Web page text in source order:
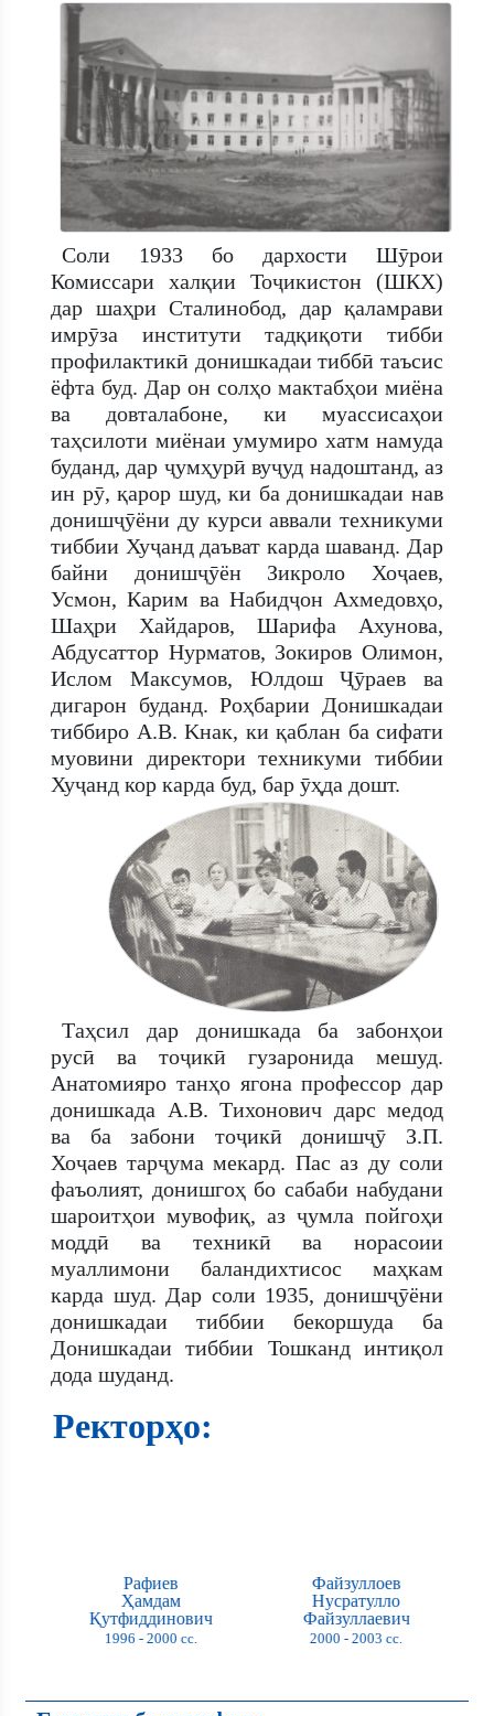
Соли 1933 бо дархости Шӯрои
Комиссари халқии Тоҷикистон (ШКХ)
дар шаҳри Сталинобод, дар қаламрави
имрӯза институти тадқиқоти тибби
профилактикӣ донишкадаи тиббӣ таъсис
ёфта буд. Дар он солҳо мактабҳои миёна
ва довталабоне, ки муассисаҳои
таҳсилоти миёнаи умумиро хатм намуда
буданд, дар ҷумҳурӣ вуҷуд надоштанд, аз
ин рӯ, қарор шуд, ки ба донишкадаи нав
донишҷӯёни ду курси аввали техникуми
тиббии Хуҷанд даъват карда шаванд. Дар
байни донишҷӯён Зикроло Хоҷаев,
Усмон, Карим ва Набидҷон Ахмедовҳо,
Шаҳри Хайдаров, Шарифа Ахунова,
Абдусаттор Нурматов, Зокиров Олимон,
Ислом Максумов, Юлдош Ҷӯраев ва
дигарон буданд. Роҳбарии Донишкадаи
тиббиро А.В. Kнак, ки қаблан ба сифати
муовини директори техникуми тиббии
Хуҷанд кор карда буд, бар ӯҳда дошт.
Таҳсил дар донишкада ба забонҳои
русӣ ва тоҷикӣ гузаронида мешуд.
Анатомияро танҳо ягона профессор дар
донишкада А.В. Тихонович дарс медод
ва ба забони тоҷикӣ донишҷӯ З.П.
Хоҷаев тарҷума мекард. Пас аз ду соли
фаъолият, донишгоҳ бо сабаби набудани
шароитҳои мувофиқ, аз ҷумла пойгоҳи
моддӣ ва техникӣ ва норасоии
муаллимони баландихтисос маҳкам
карда шуд. Дар соли 1935, донишҷӯёни
донишкадаи тиббии бекоршуда ба
Донишкадаи тиббии Тошканд интиқол
дода шуданд.
Ректорҳо:
Рафиев
Ҳамдам
Қутфиддинович
1996 - 2000 сс.
Файзуллоев
Нусратулло
Файзуллаевич
2000 - 2003 сс.